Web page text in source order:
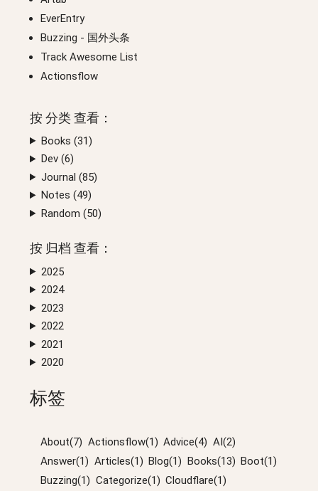
EverEntry
Buzzing - 国外头条
Track Awesome List
Actionsflow
按 分类 查看：
Books (31)
Dev (6)
Journal (85)
Notes (49)
Random (50)
按 归档 查看：
2025
2024
2023
2022
2021
2020
标签
About(7) Actionsflow(1) Advice(4) AI(2)
Answer(1) Articles(1) Blog(1) Books(13) Boot(1)
Buzzing(1) Categorize(1) Cloudflare(1)